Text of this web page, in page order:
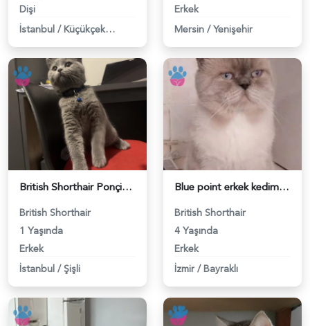
Dişi
İstanbul / Küçükçekmece
Erkek
Mersin / Yenişehir
British Shorthair Ponçiğim Eş Arıyor - 118984654
British Shorthair
1 Yaşında
Erkek
İstanbul / Şişli
Blue point erkek kedimize dişi eş arıyoruz - 118984655
British Shorthair
4 Yaşında
Erkek
İzmir / Bayraklı